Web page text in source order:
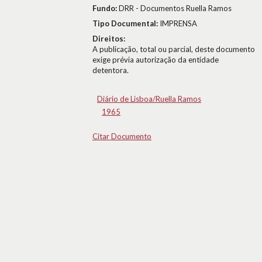
Fundo:DRR - Documentos Ruella Ramos
Tipo Documental: IMPRENSA
Direitos:
A publicação, total ou parcial, deste documento
exige prévia autorização da entidade
detentora.
Diário de Lisboa/Ruella Ramos
1965
Citar Documento